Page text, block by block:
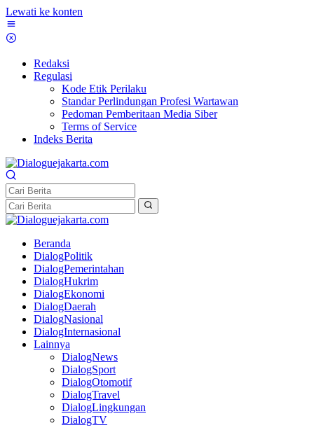
Lewati ke konten
Redaksi
Regulasi
Kode Etik Perilaku
Standar Perlindungan Profesi Wartawan
Pedoman Pemberitaan Media Siber
Terms of Service
Indeks Berita
Beranda
DialogPolitik
DialogPemerintahan
DialogHukrim
DialogEkonomi
DialogDaerah
DialogNasional
DialogInternasional
Lainnya
DialogNews
DialogSport
DialogOtomotif
DialogTravel
DialogLingkungan
DialogTV